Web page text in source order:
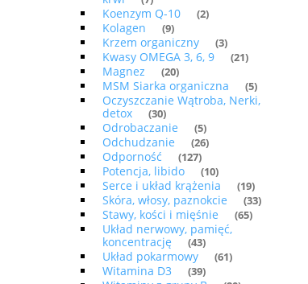
Koenzym Q-10 (2)
Kolagen (9)
Krzem organiczny (3)
Kwasy OMEGA 3, 6, 9 (21)
Magnez (20)
MSM Siarka organiczna (5)
Oczyszczanie Wątroba, Nerki,
detox
(30)
Odrobaczanie (5)
Odchudzanie (26)
Odporność (127)
Potencja, libido (10)
Serce i układ krążenia (19)
Skóra, włosy, paznokcie (33)
Stawy, kości i mięśnie (65)
Układ nerwowy, pamięć,
koncentrację
(43)
Układ pokarmowy (61)
Witamina D3 (39)